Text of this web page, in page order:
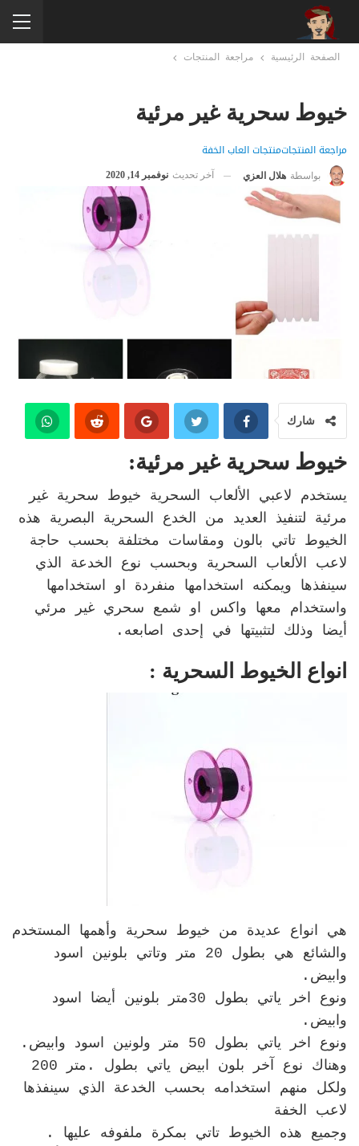
الصفحة الرئيسية مراجعة المنتجات
خيوط سحرية غير مرئية
مراجعة المنتجاتمنتجات العاب الخفة
بواسطة هلال العزي آخر تحديث نوفمبر 14, 2020
شارك
خيوط سحرية غير مرئية:
يستخدم لاعبي الألعاب السحرية خيوط سحرية غير
مرئية لتنفيذ العديد من الخدع السحرية البصرية هذه
الخيوط تاتي بالون ومقاسات مختلفة بحسب حاجة
لاعب الألعاب السحرية وبحسب نوع الخدعة الذي
سينفذها ويمكنه استخدامها منفردة او استخدامها
واستخدام معها واكس او شمع سحري غير مرئي
أيضا وذلك لتثبيتها في إحدى اصابعه.
انواع الخيوط السحرية :
هي انواع عديدة من خيوط سحرية وأهمها المستخدم
والشائع هي بطول 20 متر وتاتي بلونين اسود
وابيض.
ونوع اخر ياتي بطول 30متر بلونين أيضا اسود
وابيض.
ونوع اخر ياتي بطول 50 متر ولونين اسود وابيض.
وهناك نوع آخر بلون ابيض ياتي بطول 200‪ متر.
ولكل منهم استخدامه بحسب الخدعة الذي سينفذها
لاعب الخفة
وجميع هذه الخيوط تاتي بمكرة ملفوفه عليها .